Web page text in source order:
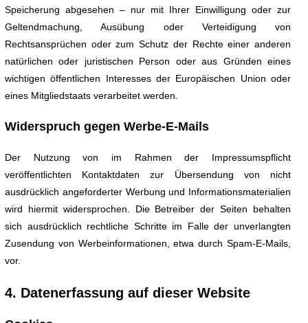
Speicherung abgesehen – nur mit Ihrer Einwilligung oder zur
Geltendmachung, Ausübung oder Verteidigung von
Rechtsansprüchen oder zum Schutz der Rechte einer anderen
natürlichen oder juristischen Person oder aus Gründen eines
wichtigen öffentlichen Interesses der Europäischen Union oder
eines Mitgliedstaats verarbeitet werden.
Widerspruch gegen Werbe-E-Mails
Der Nutzung von im Rahmen der Impressumspflicht
veröffentlichten Kontaktdaten zur Übersendung von nicht
ausdrücklich angeforderter Werbung und Informationsmaterialien
wird hiermit widersprochen. Die Betreiber der Seiten behalten
sich ausdrücklich rechtliche Schritte im Falle der unverlangten
Zusendung von Werbeinformationen, etwa durch Spam-E-Mails,
vor.
4. Datenerfassung auf dieser Website